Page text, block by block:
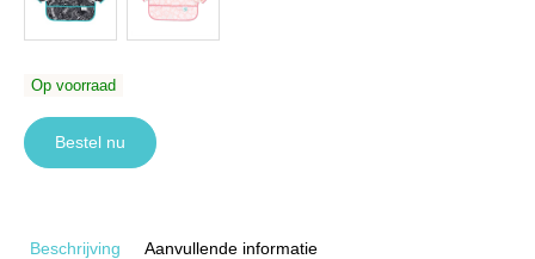
Op voorraad
Bestel nu
Beschrijving Aanvullende informatie